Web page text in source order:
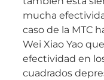
mucha
caso de la MTC
Wei Xiao Yao
efectividad en
cuadrados